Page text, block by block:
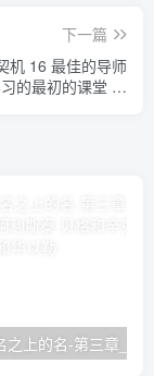
下一篇
机 16 最佳的导师
的最初的课堂 保